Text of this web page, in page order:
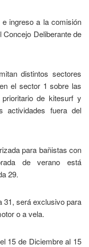
ingreso a la comisión
Deliberante de
distintos sectores
el sector 1 sobre las
de kitesurf y
actividades fuera del
para bañistas con
de verano está
29.
31, será exclusivo para
o a vela.
15 de Diciembre al 15